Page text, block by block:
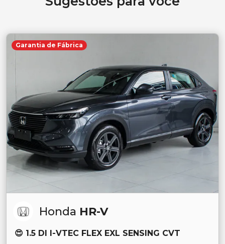
Garantia de Fábrica
Honda HR-V
😍 1.5 DI I-VTEC FLEX EXL SENSING CVT